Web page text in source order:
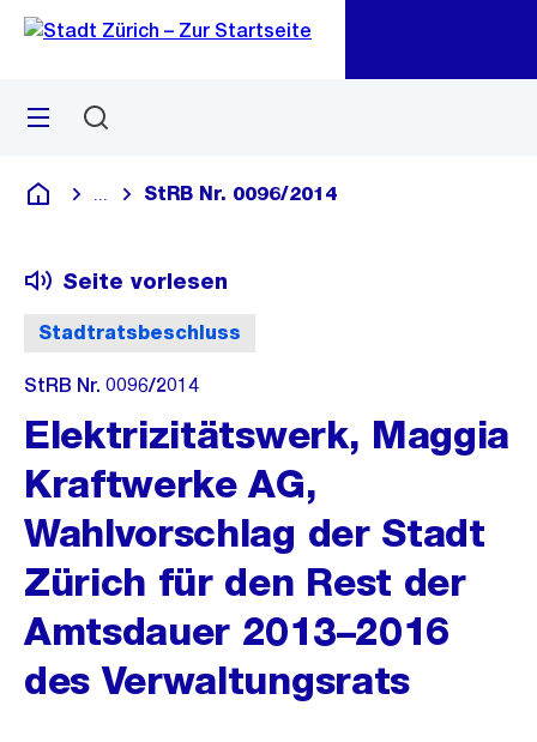
Navigation
Sprunglink
Menü
Deutsch
Blende alle Breadcrumbs ein
StRB Nr. 0096/2014
Stadtratsbeschluss
Seite vorlesen
StRB Nr. 0096/2014
Elektrizitätswerk, Maggia
Kraftwerke AG,
Wahlvorschlag der Stadt
Zürich für den Rest der
Amtsdauer 2013–2016
des Verwaltungsrats